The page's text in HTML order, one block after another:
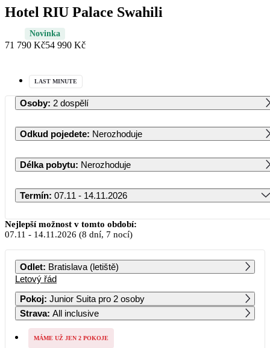
Hotel RIU Palace Swahili
Novinka
71 790 Kč54 990 Kč
LAST MINUTE
Osoby: 2 dospělí
Odkud pojedete: Nerozhoduje
Délka pobytu: Nerozhoduje
Termín: 07.11 - 14.11.2026
Listopad 2026
PO ÚT ST ČT PÁ SO NE
2 3
Nejlepší možnost v tomto období:
07.11 - 14.11.2026 (8 dní, 7 nocí)
Odlet: Bratislava (letiště)
Letový řád
Pokoj: Junior Suita pro 2 osoby
Strava: All inclusive
MÁME UŽ JEN 2 POKOJE